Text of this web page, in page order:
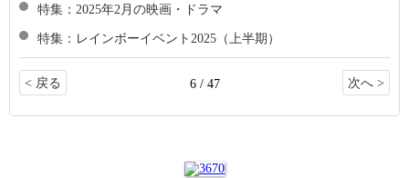
特集：2025年2月の映画・ドラマ
特集：レインボーイベント2025（上半期）
< 戻る 6 / 47 次へ >